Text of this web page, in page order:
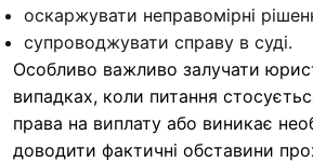
оскаржувати неправомірні
супроводжувати справу в суді.
Особливо важливо залучати
випадках, коли питання
права на виплату або виникає
доводити фактичні обставини